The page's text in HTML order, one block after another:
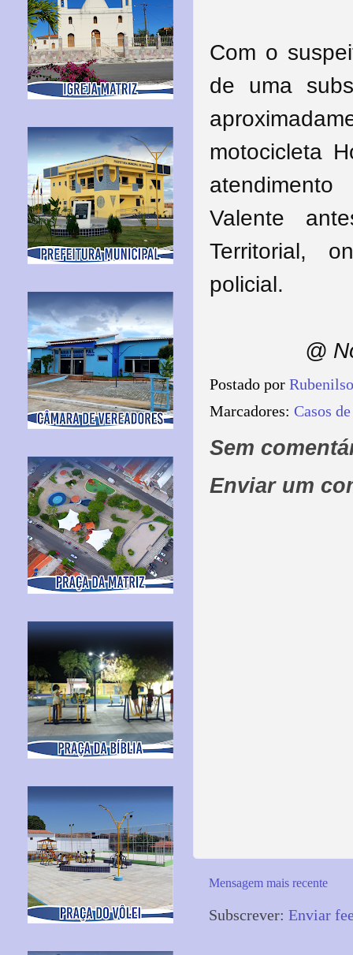
Com o
de uma
motocicleta
Valente
Territorial,
policial.
@
Postado por
Marcadores: Casos
Sem
Enviar um
Mensagem mais recente
Subscrever: Enviar